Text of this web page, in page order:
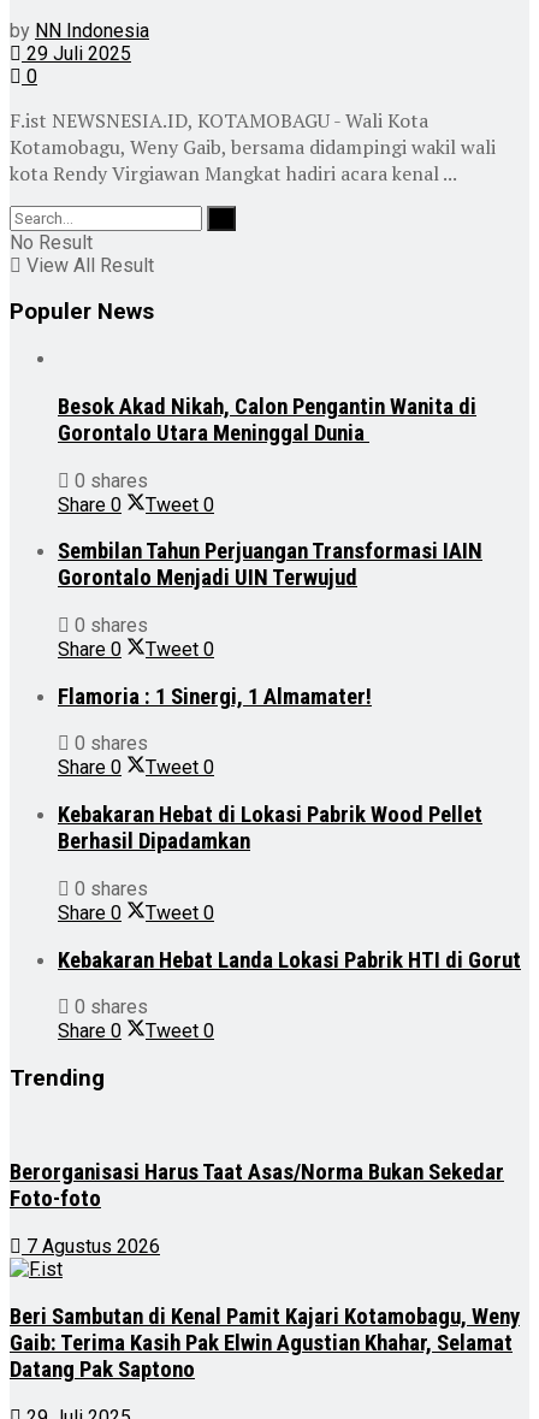
by NN Indonesia
29 Juli 2025
0
F.ist NEWSNESIA.ID, KOTAMOBAGU - Wali Kota
Kotamobagu, Weny Gaib, bersama didampingi wakil wali
kota Rendy Virgiawan Mangkat hadiri acara kenal ...
No Result
View All Result
Populer News
Besok Akad Nikah, Calon Pengantin Wanita di
Gorontalo Utara Meninggal Dunia
0 shares
Share 0 Tweet 0
Sembilan Tahun Perjuangan Transformasi IAIN
Gorontalo Menjadi UIN Terwujud
0 shares
Share 0 Tweet 0
Flamoria : 1 Sinergi, 1 Almamater!
0 shares
Share 0 Tweet 0
Kebakaran Hebat di Lokasi Pabrik Wood Pellet
Berhasil Dipadamkan
0 shares
Share 0 Tweet 0
Kebakaran Hebat Landa Lokasi Pabrik HTI di Gorut
0 shares
Share 0 Tweet 0
Trending
Berorganisasi Harus Taat Asas/Norma Bukan Sekedar
Foto-foto
7 Agustus 2026
Beri Sambutan di Kenal Pamit Kajari Kotamobagu, Weny
Gaib: Terima Kasih Pak Elwin Agustian Khahar, Selamat
Datang Pak Saptono